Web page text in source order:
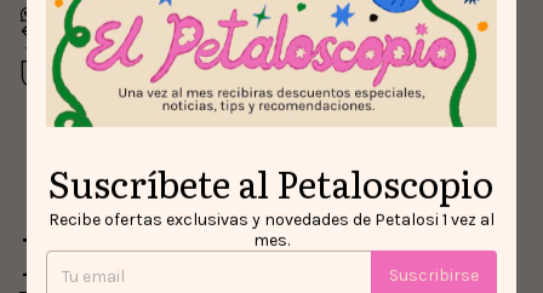
Devoluciones gratis
Hasta 30 días después de tu compra
Compra segura
Tus datos protegidos
Productos similares
Suscríbete al Petaloscopio
Recibe ofertas exclusivas y novedades de Petalosi 1 vez al
mes.
Suscribirse